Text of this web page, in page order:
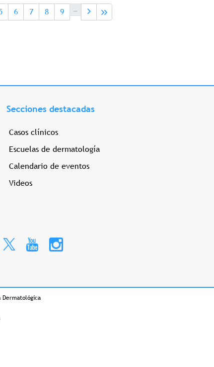
Page
6 Page
7 Page
8 Page
9
Secciones destacadas
Casos clínicos
Escuelas de dermatología
Calendario de eventos
Videos
Dermatológica